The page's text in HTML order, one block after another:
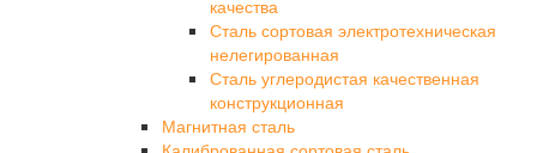
качества
Сталь сортовая электротехническая
нелегированная
Сталь углеродистая качественная
конструкционная
Магнитная сталь